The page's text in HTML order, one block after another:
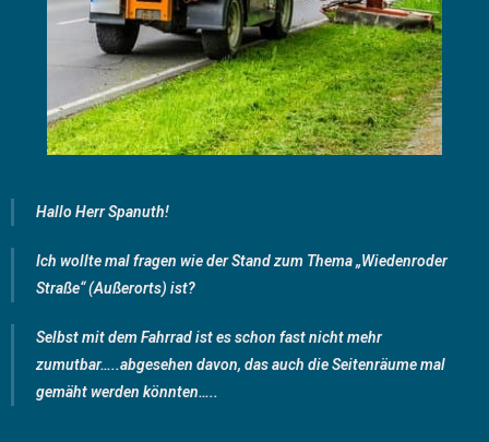
Hallo Herr Spanuth!
Ich wollte mal fragen wie der Stand zum Thema „Wiedenroder
Straße“ (Außerorts) ist?
Selbst mit dem Fahrrad ist es schon fast nicht mehr
zumutbar…..abgesehen davon, das auch die Seitenräume mal
gemäht werden könnten…..